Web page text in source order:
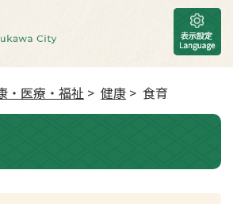
・医療・福祉 > 健康 > 食育